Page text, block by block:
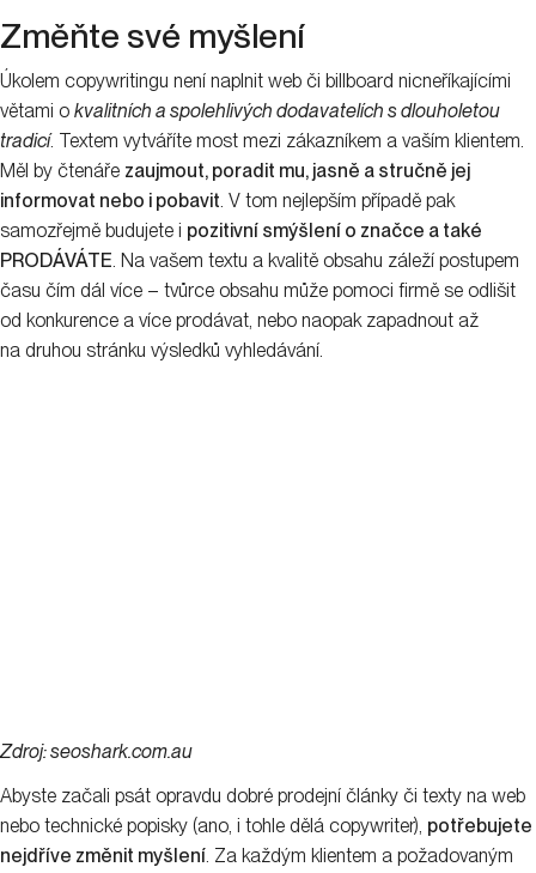
Změňte své myšlení
Úkolem copywritingu není naplnit web či billboard nicneříkajícími
větami o kvalitních a spolehlivých dodavatelích s dlouholetou
tradicí. Textem vytváříte most mezi zákazníkem a vaším klientem.
Měl by čtenáře zaujmout, poradit mu, jasně a stručně jej
informovat nebo i pobavit. V tom nejlepším případě pak
samozřejmě budujete i pozitivní smýšlení o značce a také
PRODÁVÁTE. Na vašem textu a kvalitě obsahu záleží postupem
času čím dál více – tvůrce obsahu může pomoci firmě se odlišit
od konkurence a více prodávat, nebo naopak zapadnout až
na druhou stránku výsledků vyhledávání.
Zdroj: seoshark.com.au
Abyste začali psát opravdu dobré prodejní články či texty na web
nebo technické popisky (ano, i tohle dělá copywriter), potřebujete
nejdříve změnit myšlení. Za každým klientem a požadovaným